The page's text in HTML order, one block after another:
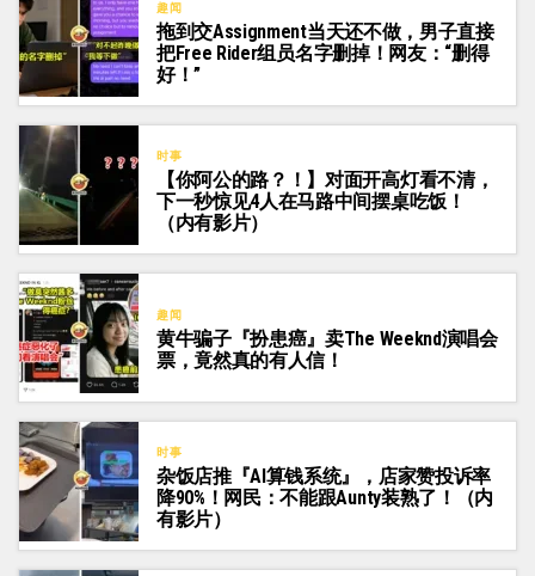
趣闻
拖到交Assignment当天还不做，男子直接
把Free Rider组员名字删掉！网友：“删得
好！”
时事
【你阿公的路？！】对面开高灯看不清，
下一秒惊见4人在马路中间摆桌吃饭！
（内有影片）
趣闻
黄牛骗子『扮患癌』卖The Weeknd演唱会
票，竟然真的有人信！
时事
杂饭店推『AI算钱系统』，店家赞投诉率
降90%！网民：不能跟Aunty装熟了！（内
有影片）